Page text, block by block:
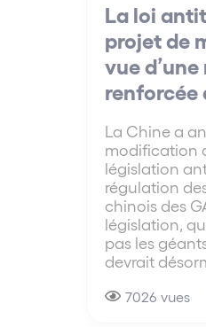
La loi
projet de
vue
renforcée
La Chine a
modification
législation
régulation
chinois des
législation,
pas les
devrait
7026 vues